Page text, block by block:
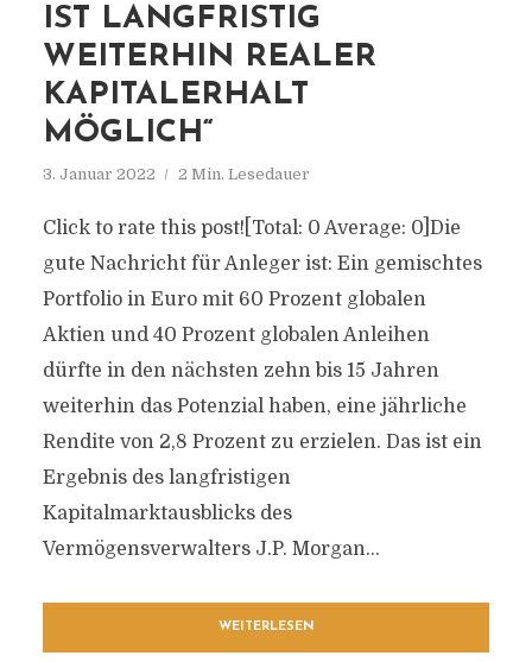
IST LANGFRISTIG
WEITERHIN REALER
KAPITALERHALT
MÖGLICH“
3. Januar 2022 2 Min. Lesedauer
Click to rate this post![Total: 0 Average: 0]Die
gute Nachricht für Anleger ist: Ein gemischtes
Portfolio in Euro mit 60 Prozent globalen
Aktien und 40 Prozent globalen Anleihen
dürfte in den nächsten zehn bis 15 Jahren
weiterhin das Potenzial haben, eine jährliche
Rendite von 2,8 Prozent zu erzielen. Das ist ein
Ergebnis des langfristigen
Kapitalmarktausblicks des
Vermögensverwalters J.P. Morgan...
WEITERLESEN